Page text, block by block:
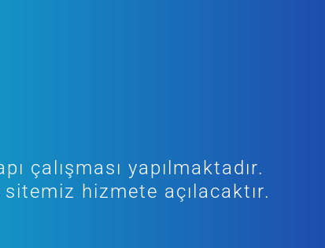
çalışması yapılmaktadır.
sitemiz hizmete açılacaktır.